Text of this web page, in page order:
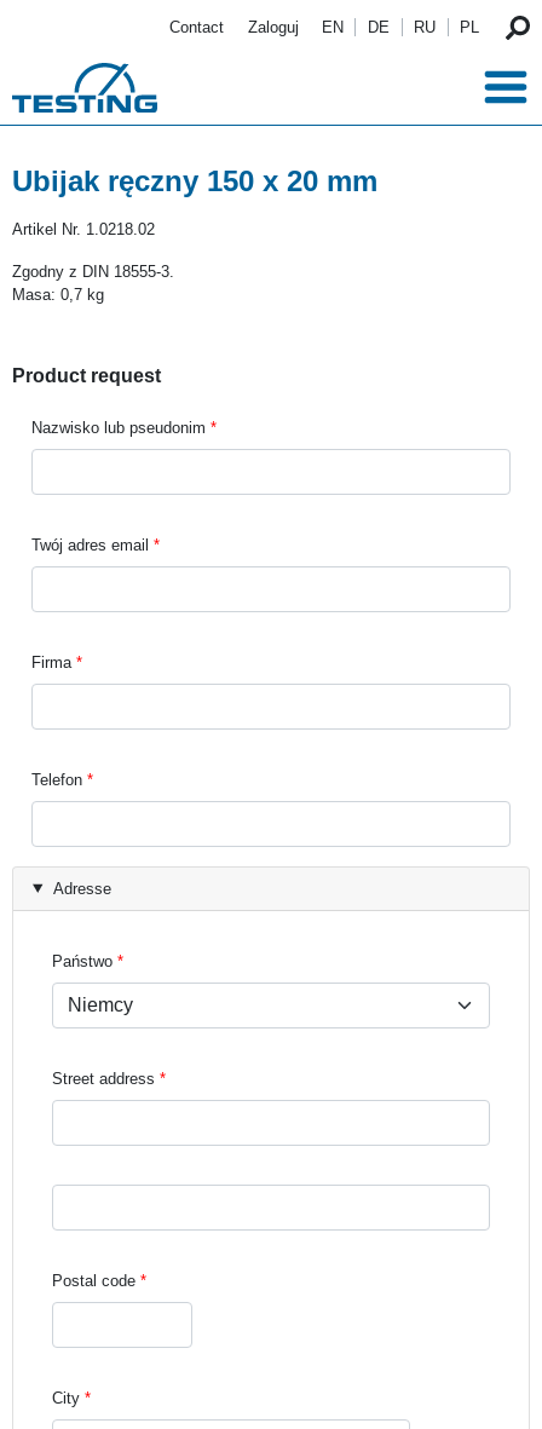
Contact Zaloguj EN DE RU PL
Ubijak ręczny 150 x 20 mm
Artikel Nr. 1.0218.02
Zgodny z DIN 18555-3.
Masa: 0,7 kg
Product request
Nazwisko lub pseudonim
Twój adres email
Firma
Telefon
Adresse
Państwo
Street address
Street address line 3
Postal code
City